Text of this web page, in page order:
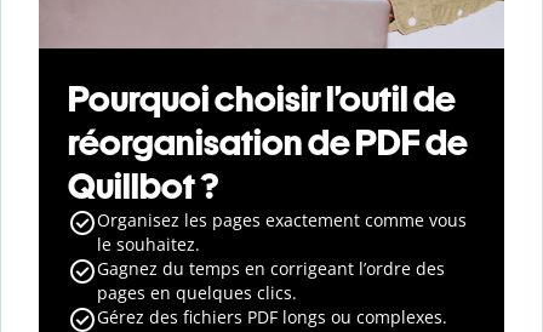
Pourquoi choisir l’outil de
réorganisation de PDF de
Quillbot ?
Organisez les pages exactement comme vous
le souhaitez.
Gagnez du temps en corrigeant l’ordre des
pages en quelques clics.
Gérez des fichiers PDF longs ou complexes.